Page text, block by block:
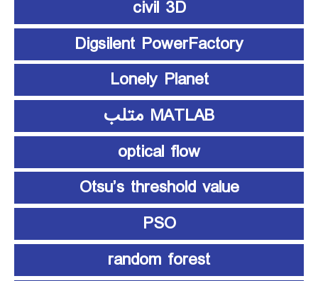
civil 3D
Digsilent PowerFactory
Lonely Planet
MATLAB متلب
optical flow
Otsu’s threshold value
PSO
random forest